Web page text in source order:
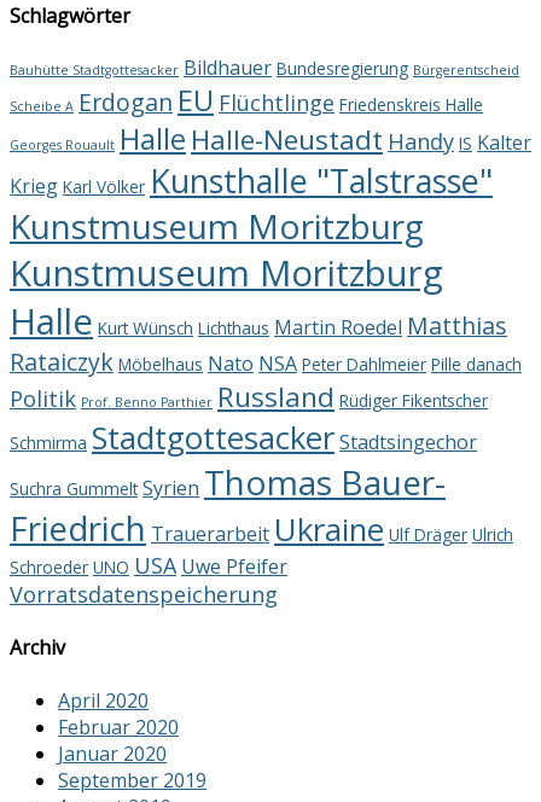
Schlagwörter
Bauhütte Stadtgottesacker Bildhauer Bundesregierung Bürgerentscheid
Scheibe A Erdogan EU Flüchtlinge Friedenskreis Halle
Georges Rouault Halle Halle-Neustadt Handy IS Kalter
Krieg Karl Völker Kunsthalle "Talstrasse"
Kunstmuseum Moritzburg
Kunstmuseum Moritzburg
Halle Kurt Wünsch Lichthaus Martin Roedel Matthias
Rataiczyk Möbelhaus Nato NSA Peter Dahlmeier Pille danach
Politik Prof. Benno Parthier Russland Rüdiger Fikentscher
Schmirma StadtgottesackerStadtsingechor
Suchra Gummelt Syrien Thomas Bauer-
Friedrich Trauerarbeit Ukraine Ulf Dräger Ulrich
Schroeder UNO USA Uwe Pfeifer
Vorratsdatenspeicherung
Archiv
April 2020
Februar 2020
Januar 2020
September 2019